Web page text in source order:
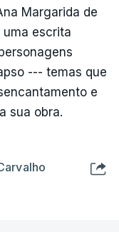
Margarida de
escrita
--- temas que
e
sua obra.